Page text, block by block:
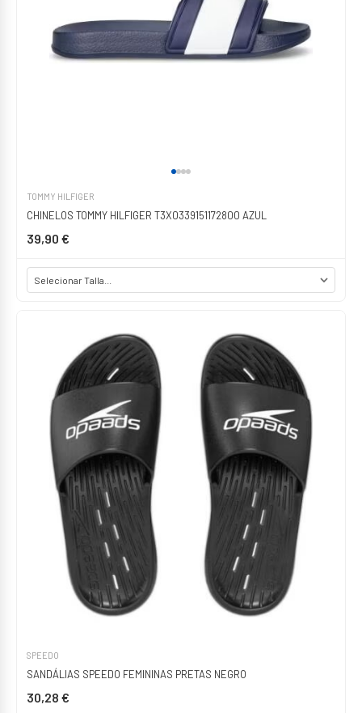
TOMMY HILFIGER
CHINELOS TOMMY HILFIGER T3X0339151172800 AZUL
39,90 €
SPEEDO
SANDÁLIAS SPEEDO FEMININAS PRETAS NEGRO
30,28 €